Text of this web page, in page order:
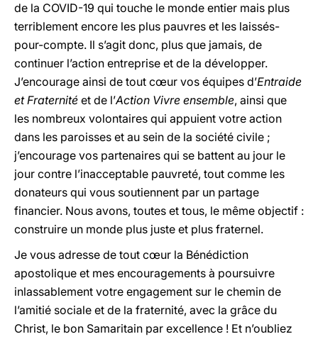
de la COVID-19 qui touche le monde entier mais plus
terriblement encore les plus pauvres et les laissés-
pour-compte. Il s’agit donc, plus que jamais, de
continuer l’action entreprise et de la développer.
J’encourage ainsi de tout cœur vos équipes d’Entraide
et Fraternité et de l’Action Vivre ensemble, ainsi que
les nombreux volontaires qui appuient votre action
dans les paroisses et au sein de la société civile ;
j’encourage vos partenaires qui se battent au jour le
jour contre l’inacceptable pauvreté, tout comme les
donateurs qui vous soutiennent par un partage
financier. Nous avons, toutes et tous, le même objectif :
construire un monde plus juste et plus fraternel.
Je vous adresse de tout cœur la Bénédiction
apostolique et mes encouragements à poursuivre
inlassablement votre engagement sur le chemin de
l’amitié sociale et de la fraternité, avec la grâce du
Christ, le bon Samaritain par excellence ! Et n’oubliez